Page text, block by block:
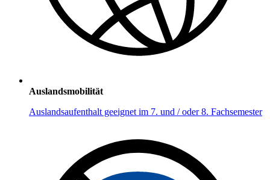
Auslandsmobilität
Auslandsaufenthalt geeignet im 7. und / oder 8. Fachsemester